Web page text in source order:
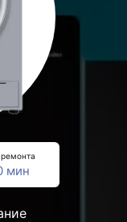
мин